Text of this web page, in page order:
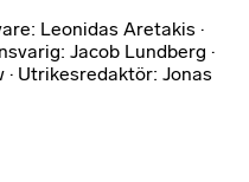
Leonidas Aretakis ·
Jacob Lundberg ·
Utrikesredaktör: Jonas